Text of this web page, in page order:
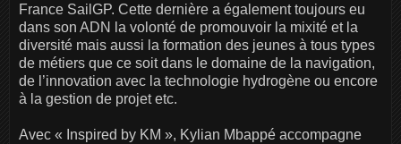
France SailGP. Cette dernière a également toujours eu
dans son ADN la volonté de promouvoir la mixité et la
diversité mais aussi la formation des jeunes à tous types
de métiers que ce soit dans le domaine de la navigation,
de l’innovation avec la technologie hydrogène ou encore
à la gestion de projet etc.
Avec « Inspired by KM », Kylian Mbappé accompagne